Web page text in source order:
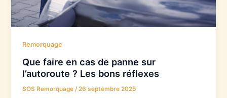
Remorquage
Que faire en cas de panne sur
l’autoroute ? Les bons réflexes
SOS Remorquage/26 septembre 2025